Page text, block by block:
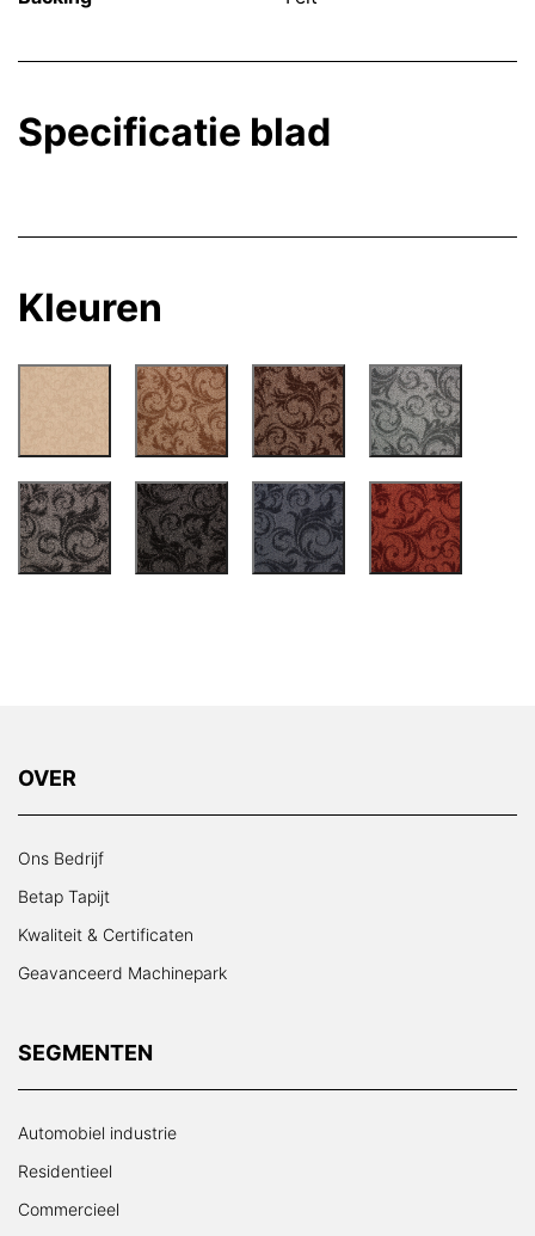
Specificatie blad
Kleuren
OVER
Ons Bedrijf
Betap Tapijt
Kwaliteit & Certificaten
Geavanceerd Machinepark
SEGMENTEN
Automobiel industrie
Residentieel
Commercieel